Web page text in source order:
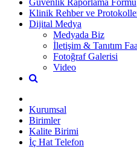
Klinik Rehber ve
Dijital Medya
Medyada Biz
İletişim & Tanıtım
Fotoğraf Galerisi
Video
Kurumsal
Birimler
Kalite Birimi
İç Hat Telefon